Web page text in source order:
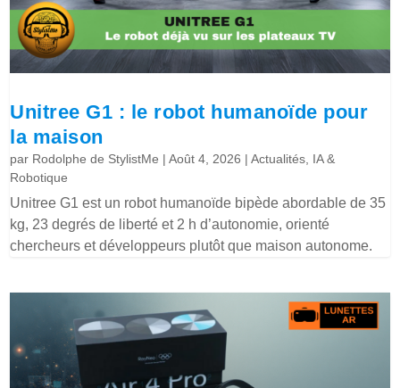
Unitree G1 : le robot humanoïde pour
la maison
par Rodolphe de StylistMe |Août 4, 2026 |Actualités, IA &
Robotique
Unitree G1 est un robot humanoïde bipède abordable de 35
kg, 23 degrés de liberté et 2 h d’autonomie, orienté
chercheurs et développeurs plutôt que maison autonome.